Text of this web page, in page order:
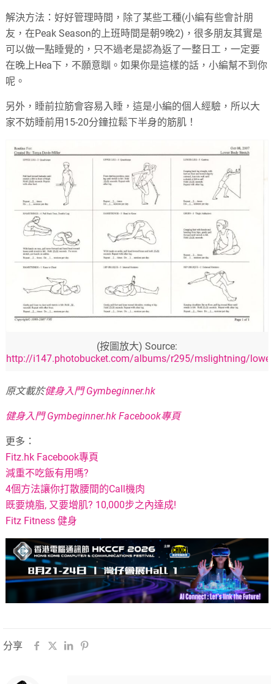
解決方法：好好管理時間，除了某些工種(小編有些會計朋
友，在Peak Season的上班時間是朝9晚2)，很多朋友其實是
可以做一點睡覺的，只不過老是認為返了一整日工，一定要
在晚上Hea下，不願意瞓。如果你是這樣的話，小編幫不到你
呢。
另外，睡前拉筋會容易入睡，這是小編的個人經驗，所以大
家不妨睡前用15-20分鐘拉鬆下半身的筋肌！
(按圖放大) Source:
http://i147.photobucket.com/albums/r295/mslightning/
原文載於健身入門 Gymbeginner.hk
健身入門 Gymbeginner.hk Facebook專頁
更多：
Fitz.hk Facebook專頁
減重不吃飯有用嗎?
4個方法讓你打散腰間的Call機肉
既要燒脂, 又要增肌? 10,000步之內達成!
Fitz Fitness 健身
分享